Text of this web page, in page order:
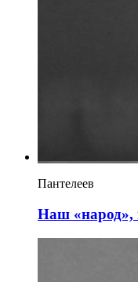
Пантелеев
Наш «народ»,